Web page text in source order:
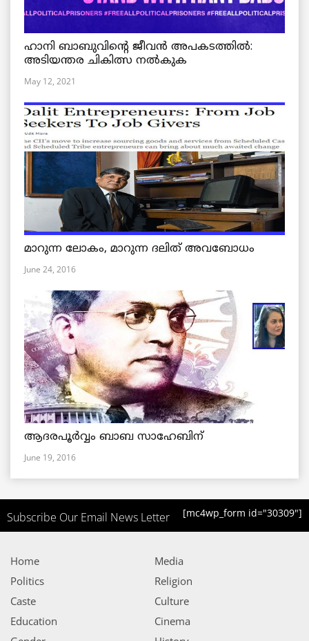
ഹാനി ബാബുവിന്റെ ജീവൻ അപകടത്തിൽ:
അടിയന്തര ചികിത്സ നൽകുക
May 12, 2021
മാറുന്ന ലോകം, മാറുന്ന ദലിത് അവബോധം
June 24, 2016
ആദരപൂര്‍വ്വം ബാബ സാഹേബിന്
June 19, 2016
Subscribe Our Email News Letter [mc4wp_form id="30309"]
Home
Politics
Caste
Education
Media
Religion
Culture
Cinema